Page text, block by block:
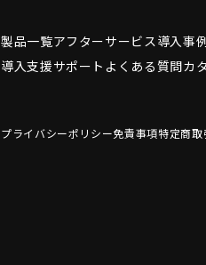
製品一覧アフターサービス導入事
導入支援サポート よくある質問カ
プライバシーポリシー免責事項特定商